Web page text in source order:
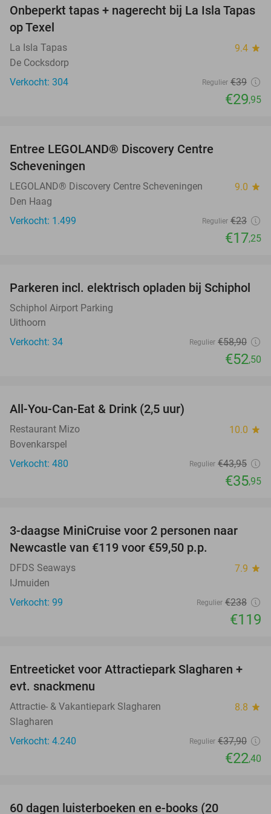
23%
Onbeperkt tapas + nagerecht bij La Isla Tapas
op Texel
La Isla Tapas 9.4 star
De Cocksdorp
Verkocht: 304
Regulier €39
€29,95
Entree LEGOLAND® Discovery Centre
Scheveningen
LEGOLAND® Discovery Centre Scheveningen 9.0 star
Den Haag
Verkocht: 1.499
Regulier €23
€17,25
11%
Parkeren incl. elektrisch opladen bij Schiphol
Schiphol Airport Parking
Uithoorn
Verkocht: 34
Regulier €58,90
€52,50
All-You-Can-Eat & Drink (2,5 uur)
Restaurant Mizo 10.0 star
Bovenkarspel
Verkocht: 480
Regulier €43,95
€35,95
50%
3-daagse MiniCruise voor 2 personen naar
Newcastle van €119 voor €59,50 p.p.
DFDS Seaways 7.9 star
IJmuiden
Verkocht: 99
Regulier €238
€119
41%
Entreeticket voor Attractiepark Slagharen +
evt. snackmenu
Attractie- & Vakantiepark Slagharen 8.8 star
Slagharen
Verkocht: 4.240
Regulier €37,90
€22,40
60 dagen luisterboeken en e-books (20